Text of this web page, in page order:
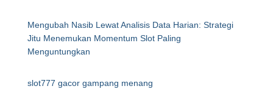
Mengubah Nasib Lewat Analisis Data Harian: Strategi
Jitu Menemukan Momentum Slot Paling
Menguntungkan
slot777 gacor gampang menang